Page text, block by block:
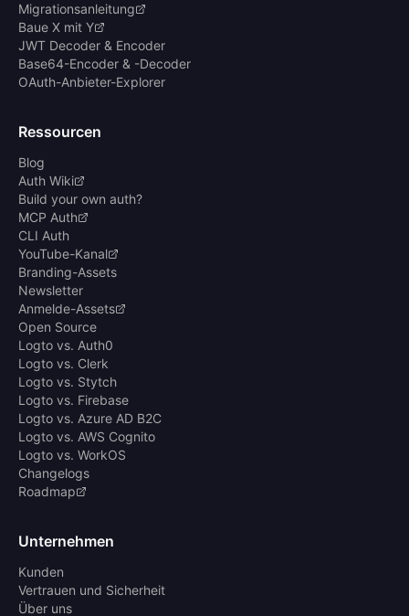
Migrationsanleitung
Baue X mit Y
JWT Decoder & Encoder
Base64-Encoder & -Decoder
OAuth-Anbieter-Explorer
Ressourcen
Blog
Auth Wiki
Build your own auth?
MCP Auth
CLI Auth
YouTube-Kanal
Branding-Assets
Newsletter
Anmelde-Assets
Open Source
Logto vs. Auth0
Logto vs. Clerk
Logto vs. Stytch
Logto vs. Firebase
Logto vs. Azure AD B2C
Logto vs. AWS Cognito
Logto vs. WorkOS
Changelogs
Roadmap
Unternehmen
Kunden
Vertrauen und Sicherheit
Über uns